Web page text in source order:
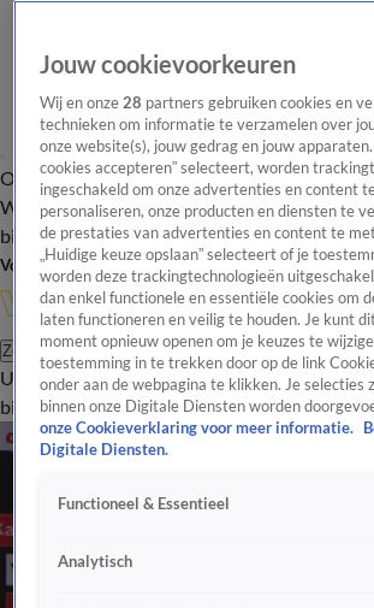
Overzicht Onze programma's Uitzendingen Onze
WandelgangenInterviewsUitzending
bijwonenPodcastShopVeelgestelde vragen
Volg Vandaag Inside
Zoeken
UitzendingenVandaag InsideDe
bijwonen
Jouw cookievoorkeuren
Wij en onze28 partners gebruiken cookies en
technieken om informatie te verzamelen over
onze website(s), jouw gedrag en jouw apparaten.
cookies accepteren” selecteert, worden
ingeschakeld om onze advertenties en content
personaliseren, onze producten en diensten te
de prestaties van advertenties en content te
„Huidige keuze opslaan” selecteert of je
worden deze trackingtechnologieën
dan enkel functionele en essentiële cookies om
laten functioneren en veilig te houden. Je kunt
moment opnieuw openen om je keuzes te
toestemming in te trekken door op de link
onder aan de webpagina te klikken. Je selecties
binnen onze Digitale Diensten worden
onze Cookieverklaring voor meer informatie.
Digitale Diensten.
Functioneel & Essentieel
Analytisch